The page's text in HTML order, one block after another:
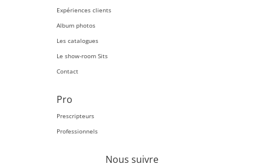
Expériences clients
Album photos
Les catalogues
Le show-room Sits
Contact
Pro
Prescripteurs
Professionnels
Nous suivre